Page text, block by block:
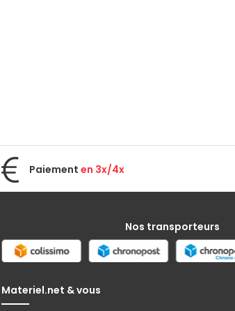
Paiement en 3x/4x
Nos transporteurs
Materiel.net & vous